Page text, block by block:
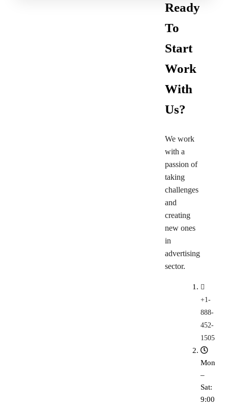
Ready
To
Start
Work
With
Us?
We work
with a
passion of
taking
challenges
and
creating
new ones
in
advertising
sector.
+1-
888-
452-
1505
Mon
–
Sat:
9:00